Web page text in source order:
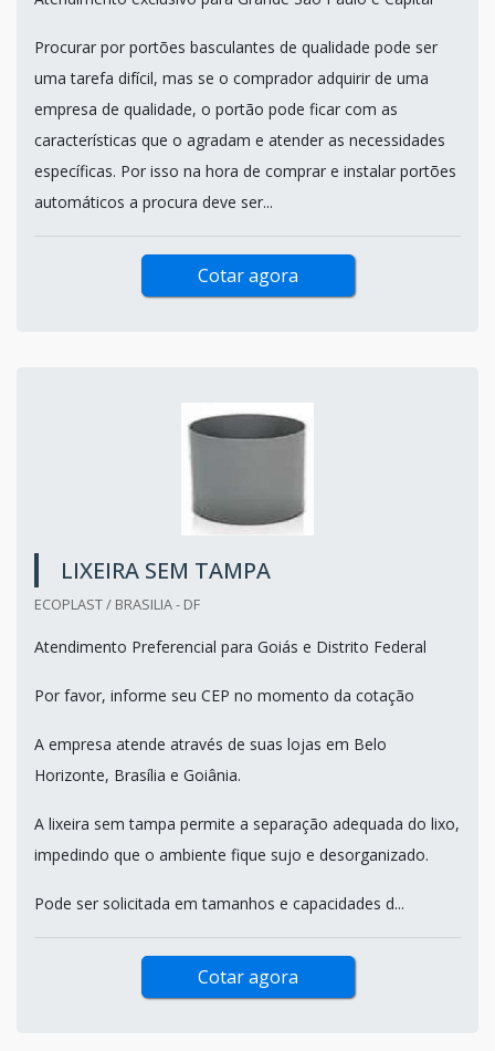
Procurar por portões basculantes de qualidade pode ser
uma tarefa difícil, mas se o comprador adquirir de uma
empresa de qualidade, o portão pode ficar com as
características que o agradam e atender as necessidades
específicas. Por isso na hora de comprar e instalar portões
automáticos a procura deve ser...
Cotar agora
LIXEIRA SEM TAMPA
ECOPLAST / BRASILIA - DF
Atendimento Preferencial para Goiás e Distrito Federal
Por favor, informe seu CEP no momento da cotação
A empresa atende através de suas lojas em Belo
Horizonte, Brasília e Goiânia.
A lixeira sem tampa permite a separação adequada do lixo,
impedindo que o ambiente fique sujo e desorganizado.
Pode ser solicitada em tamanhos e capacidades d...
Cotar agora